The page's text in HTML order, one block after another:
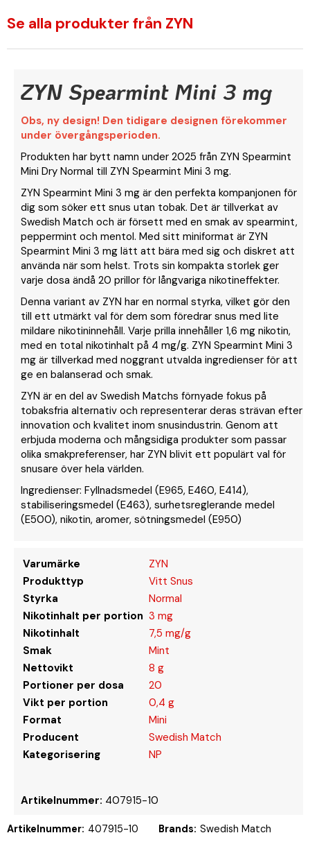
Se alla produkter från ZYN
ZYN Spearmint Mini 3 mg
Obs, ny design! Den tidigare designen förekommer
under övergångsperioden.
Produkten har bytt namn under 2025 från ZYN Spearmint
Mini Dry Normal till ZYN Spearmint Mini 3 mg.
ZYN Spearmint Mini 3 mg är den perfekta kompanjonen för
dig som söker ett snus utan tobak. Det är tillverkat av
Swedish Match och är försett med en smak av spearmint,
peppermint och mentol. Med sitt miniformat är ZYN
Spearmint Mini 3 mg lätt att bära med sig och diskret att
använda när som helst. Trots sin kompakta storlek ger
varje dosa ändå 20 prillor för långvariga nikotineffekter.
Denna variant av ZYN har en normal styrka, vilket gör den
till ett utmärkt val för dem som föredrar snus med lite
mildare nikotininnehåll. Varje prilla innehåller 1,6 mg nikotin,
med en total nikotinhalt på 4 mg/g. ZYN Spearmint Mini 3
mg är tillverkad med noggrant utvalda ingredienser för att
ge en balanserad och smak.
ZYN är en del av Swedish Matchs förnyade fokus på
tobaksfria alternativ och representerar deras strävan efter
innovation och kvalitet inom snusindustrin. Genom att
erbjuda moderna och mångsidiga produkter som passar
olika smakpreferenser, har ZYN blivit ett populärt val för
snusare över hela världen.
Ingredienser: Fyllnadsmedel (E965, E460, E414),
stabiliseringsmedel (E463), surhetsreglerande medel
(E500), nikotin, aromer, sötningsmedel (E950)
Varumärke
ZYN
Produkttyp
Vitt Snus
Styrka
Normal
Nikotinhalt per portion 3 mg
Nikotinhalt
7,5 mg/g
Smak
Mint
Nettovikt
8 g
Portioner per dosa
20
Vikt per portion
0,4 g
Format
Mini
Producent
Swedish Match
Kategorisering
NP
Artikelnummer: 407915-10
Artikelnummer: 407915-10 Brands: Swedish Match